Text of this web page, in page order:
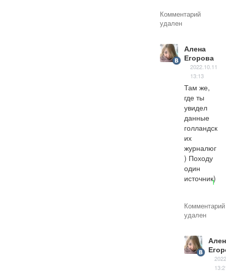
Комментарий
удален
Алена
Егорова
2022.10.11
13:13
Там же,
где ты
увидел
данные
голландск
их
журналюг
) Походу
один
источник)
1
Комментарий
удален